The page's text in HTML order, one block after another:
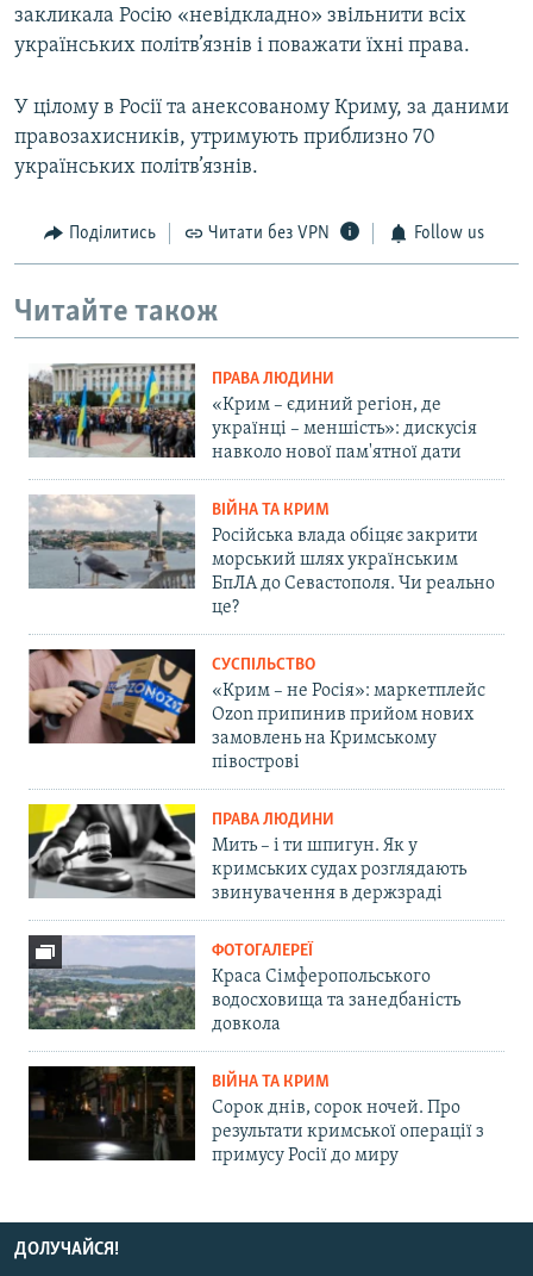
закликала Росію «невідкладно» звільнити всіх
українських політв’язнів і поважати їхні права.
У цілому в Росії та анексованому Криму, за даними
правозахисників, утримують приблизно 70
українських політв’язнів.
Поділитись Читати без VPN Follow us
Читайте також
ПРАВА ЛЮДИНИ
«Крим – єдиний регіон, де
українці – меншість»: дискусія
навколо нової пам'ятної дати
ВІЙНА ТА КРИМ
Російська влада обіцяє закрити
морський шлях українським
БпЛА до Севастополя. Чи реально
це?
СУСПІЛЬСТВО
«Крим – не Росія»: маркетплейс
Ozon припинив прийом нових
замовлень на Кримському
півострові
ПРАВА ЛЮДИНИ
Мить – і ти шпигун. Як у
кримських судах розглядають
звинувачення в держзраді
ФОТОГАЛЕРЕЇ
Краса Сімферопольського
водосховища та занедбаність
довкола
ВІЙНА ТА КРИМ
Сорок днів, сорок ночей. Про
результати кримської операції з
примусу Росії до миру
ДОЛУЧАЙСЯ!